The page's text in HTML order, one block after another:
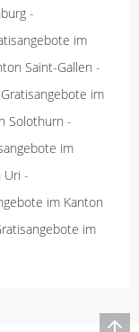
-
im
Saint-Gallen -
Gratisangebote im
Solothurn -
im
Uri -
im Kanton
im